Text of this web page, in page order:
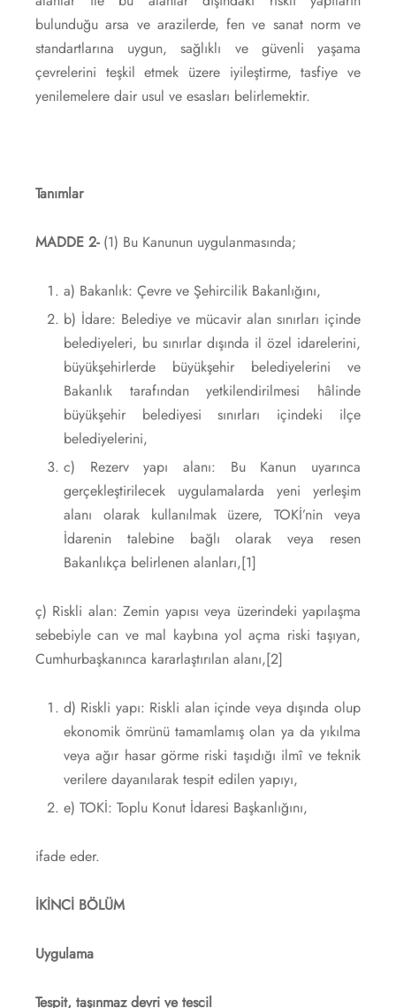
bulunduğu arsa ve arazilerde, fen ve sanat norm ve
standartlarına uygun, sağlıklı ve güvenli yaşama
çevrelerini teşkil etmek üzere iyileştirme, tasfiye ve
yenilemelere dair usul ve esasları belirlemektir.
Tanımlar
MADDE 2-(1) Bu Kanunun uygulanmasında;
a) Bakanlık: Çevre ve Şehircilik Bakanlığını,
b) İdare: Belediye ve mücavir alan sınırları içinde
belediyeleri, bu sınırlar dışında il özel idarelerini,
büyükşehirlerde büyükşehir belediyelerini ve
Bakanlık tarafından yetkilendirilmesi hâlinde
büyükşehir belediyesi sınırları içindeki ilçe
belediyelerini,
c) Rezerv yapı alanı: Bu Kanun uyarınca
gerçekleştirilecek uygulamalarda yeni yerleşim
alanı olarak kullanılmak üzere, TOKİ’nin veya
İdarenin talebine bağlı olarak veya resen
Bakanlıkça belirlenen alanları,[1]
ç) Riskli alan: Zemin yapısı veya üzerindeki yapılaşma
sebebiyle can ve mal kaybına yol açma riski taşıyan,
Cumhurbaşkanınca kararlaştırılan alanı,[2]
d) Riskli yapı: Riskli alan içinde veya dışında olup
ekonomik ömrünü tamamlamış olan ya da yıkılma
veya ağır hasar görme riski taşıdığı ilmî ve teknik
verilere dayanılarak tespit edilen yapıyı,
e) TOKİ: Toplu Konut İdaresi Başkanlığını,
ifade eder.
İKİNCİ BÖLÜM
Uygulama
Tespit, taşınmaz devri ve tescil